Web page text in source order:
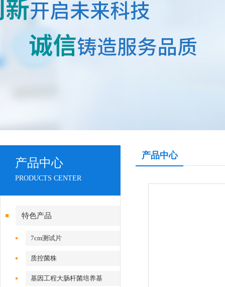
产品中心
PRODUCTS CENTER
特色产品
7cm测试片
质控菌株
基因工程大肠杆菌培养基
产品中心